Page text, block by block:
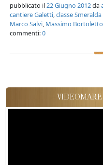
pubblicato il22 Giugno 2012da
cantiere Galetti,classe Smeralda
Marco Salvi, Massimo Bortoletto
commenti:0